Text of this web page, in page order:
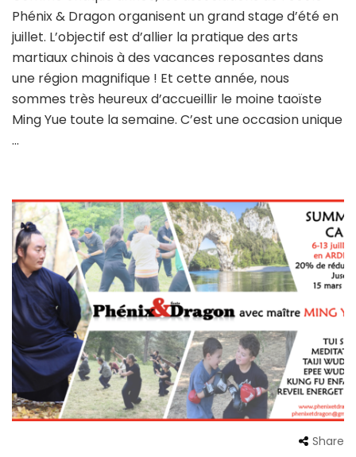
Phénix & Dragon organisent un grand stage d’été en
juillet. L’objectif est d’allier la pratique des arts
martiaux chinois à des vacances reposantes dans
une région magnifique ! Et cette année, nous
sommes très heureux d’accueillir le moine taoïste
Ming Yue toute la semaine. C’est une occasion unique
…
Share